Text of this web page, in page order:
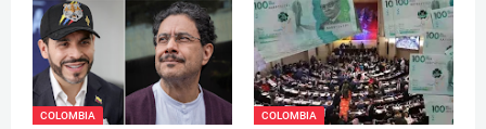
COLOMBIA COLOMBIA